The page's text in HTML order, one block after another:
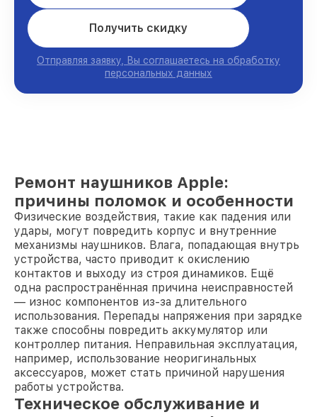
Получить скидку
Отправляя заявку, Вы соглашаетесь на обработку
персональных данных
Ремонт наушников Apple:
причины поломок и особенности
Физические воздействия, такие как падения или
удары, могут повредить корпус и внутренние
механизмы наушников. Влага, попадающая внутрь
устройства, часто приводит к окислению
контактов и выходу из строя динамиков. Ещё
одна распространённая причина неисправностей
— износ компонентов из-за длительного
использования. Перепады напряжения при зарядке
также способны повредить аккумулятор или
контроллер питания. Неправильная эксплуатация,
например, использование неоригинальных
аксессуаров, может стать причиной нарушения
работы устройства.
Техническое обслуживание и